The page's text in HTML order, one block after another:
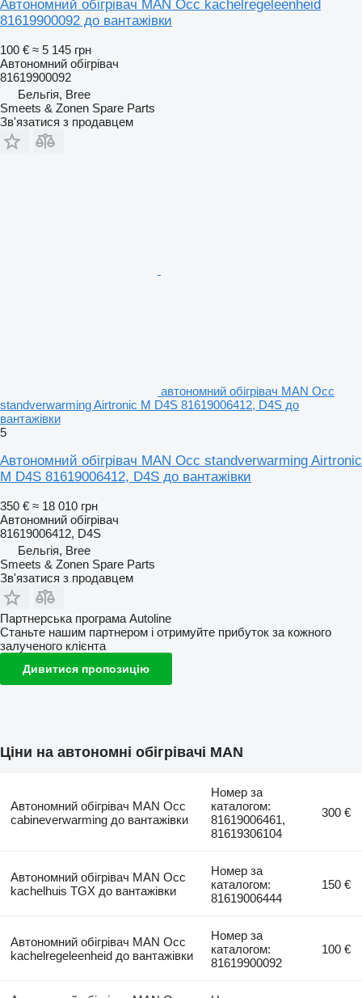
Автономний обігрівач MAN Occ kachelregeleenheid
81619900092 до вантажівки
100 € ≈ 5 145 грн
Автономний обігрівач
81619900092
Бельгія, Bree
Smeets & Zonen Spare Parts
Зв'язатися з продавцем
автономний обігрівач MAN Occ
standverwarming Airtronic M D4S 81619006412, D4S до
вантажівки
5
Автономний обігрівач MAN Occ standverwarming Airtronic
M D4S 81619006412, D4S до вантажівки
350 € ≈ 18 010 грн
Автономний обігрівач
81619006412, D4S
Бельгія, Bree
Smeets & Zonen Spare Parts
Зв'язатися з продавцем
Партнерська програма Autoline
Станьте нашим партнером і отримуйте прибуток за кожного
залученого клієнта
Дивитися пропозицію
Ціни на автономні обігрівачі MAN
Автономний обігрівач MAN Occ
cabineverwarming до вантажівки
Номер за
каталогом:
81619006461,
81619306104
300 €
Автономний обігрівач MAN Occ
kachelhuis TGX до вантажівки
Номер за
каталогом:
81619006444
150 €
Автономний обігрівач MAN Occ
kachelregeleenheid до вантажівки
Номер за
каталогом:
81619900092
100 €